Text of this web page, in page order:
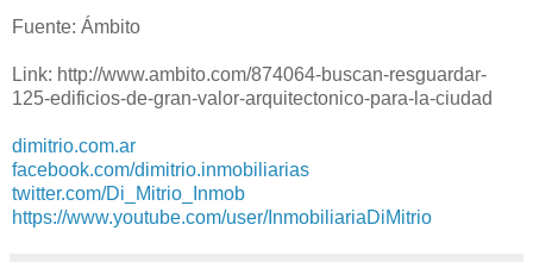
Fuente: Ámbito
Link: http://www.ambito.com/874064-buscan-resguardar-
125-edificios-de-gran-valor-arquitectonico-para-la-ciudad
dimitrio.com.ar
facebook.com/dimitrio.inmobiliarias
twitter.com/Di_Mitrio_Inmob
https://www.youtube.com/user/InmobiliariaDiMitrio